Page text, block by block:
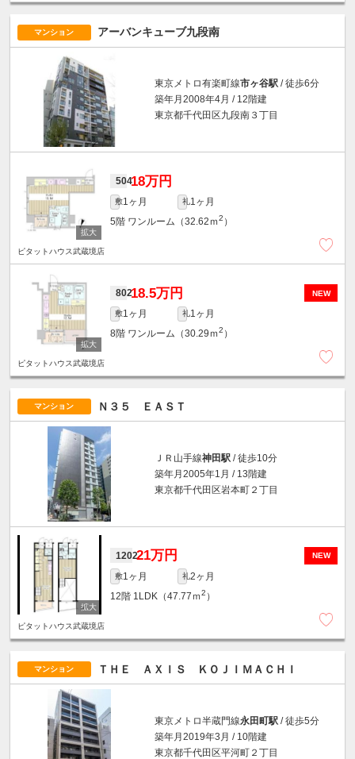
マンション アーバンキューブ九段南
東京メトロ有楽町線市ヶ谷駅 / 徒歩6分
築年月2008年4月 / 12階建
東京都千代田区九段南３丁目
50418万円
敷1ヶ月 礼1ヶ月
5階 ワンルーム（32.62ｍ2 ）
ピタットハウス武蔵境店
NEW
80218.5万円
敷1ヶ月 礼1ヶ月
8階 ワンルーム（30.29ｍ2 ）
ピタットハウス武蔵境店
マンション Ｎ３５ ＥＡＳＴ
ＪＲ山手線神田駅 / 徒歩10分
築年月2005年1月 / 13階建
東京都千代田区岩本町２丁目
NEW
120221万円
敷1ヶ月 礼2ヶ月
12階 1LDK（47.77ｍ2 ）
ピタットハウス武蔵境店
マンション ＴＨＥ ＡＸＩＳ ＫＯＪＩＭＡＣＨＩ
東京メトロ半蔵門線永田町駅 / 徒歩5分
築年月2019年3月 / 10階建
東京都千代田区平河町２丁目